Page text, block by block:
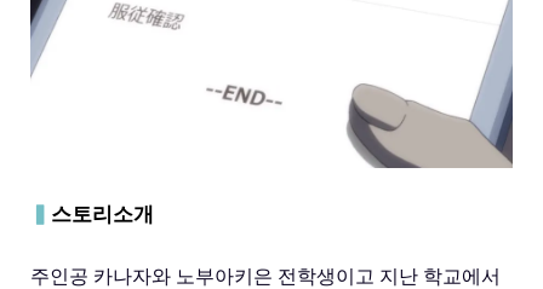
▍ 스토리소개
주인공 카나자와 노부아키은 전학생이고 지난 학교에서